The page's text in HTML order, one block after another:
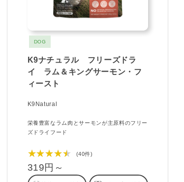
DOG
K9ナチュラル フリーズドラ
イ ラム＆キングサーモン・フ
ィースト
K9Natural
栄養豊富なラム肉とサーモンが主原料のフリー
ズドライフード
★★★★★ (40件)
319円～